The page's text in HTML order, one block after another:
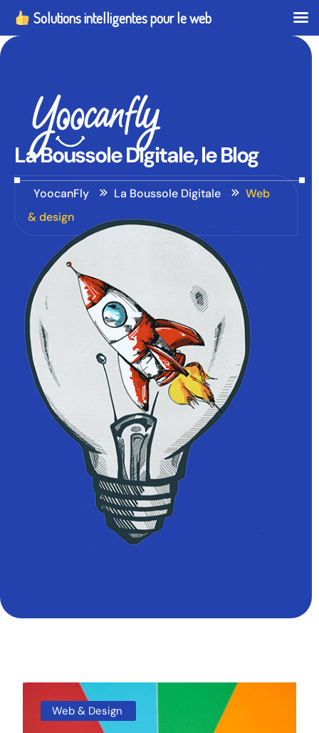
LaBoussoleDigitale,leBlog
YoocanFly La Boussole Digitale
Web
& design
Web & Design
Solutions intelligentes pour le web